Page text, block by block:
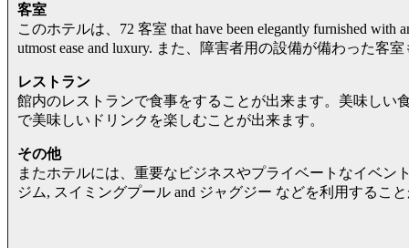
客室
このホテルは、72 客室 that have been elegantly furnished with
utmost ease and luxury. また、障害者用の設備が備わった客
レストラン
館内のレストランで食事をすることが出来ます。美味しい
で美味しいドリンクを楽しむことが出来ます。
その他
またホテルには、重要なビジネスやプライベートなイベン
ジム, スイミングプール and ジャグジー などを利用するこ